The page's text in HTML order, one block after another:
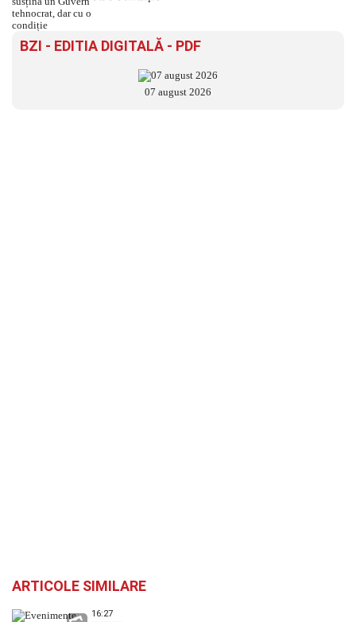
BZI - EDITIA DIGITALĂ - PDF
07 august 2026
ARTICOLE SIMILARE
16:27